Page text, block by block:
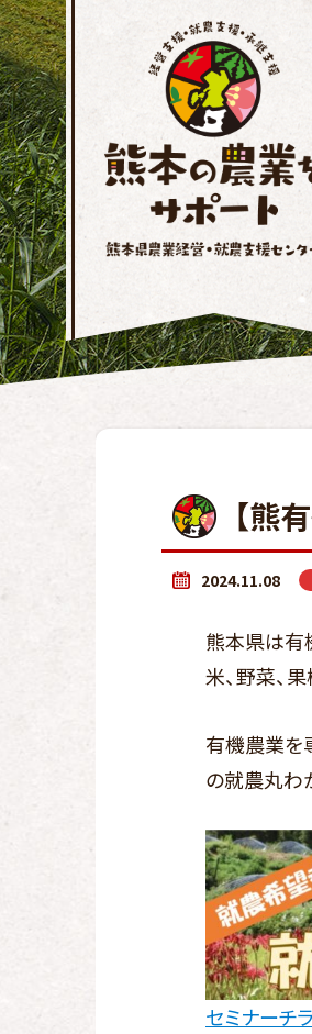
【熊
2024.11.08
熊本県は有
米、野菜、
有機農業を
の就農丸わ
セミナーチ